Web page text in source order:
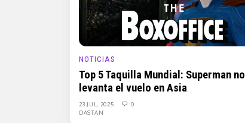
NOTICIAS
Top 5 Taquilla Mundial: Superman no
levanta el vuelo en Asia
23 JUL, 2025
0
DASTAN